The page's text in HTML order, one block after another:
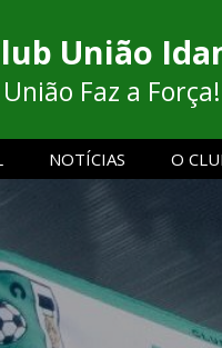
União
Faz a Força!
NOTÍCIAS O